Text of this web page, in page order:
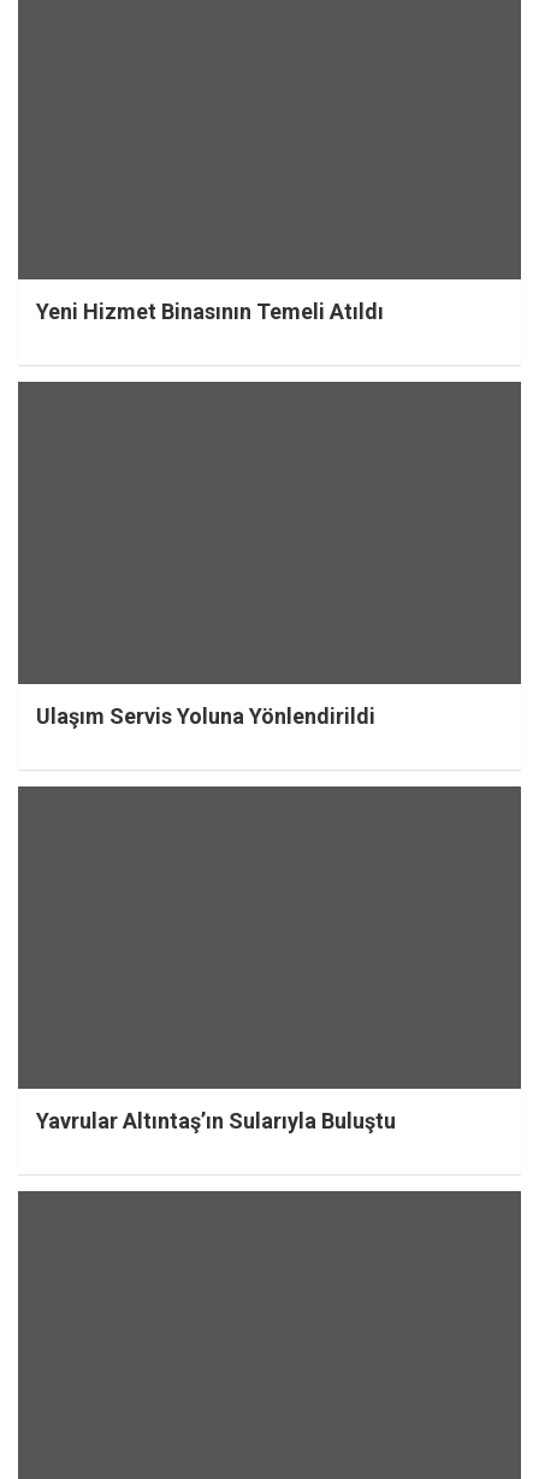
Yeni Hizmet Binasının Temeli Atıldı
Ulaşım Servis Yoluna Yönlendirildi
Yavrular Altıntaş’ın Sularıyla Buluştu